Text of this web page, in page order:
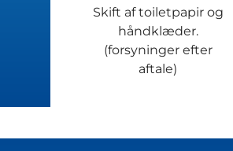
Skift af toiletpapir og
håndklæder.
(forsyninger efter
aftale)